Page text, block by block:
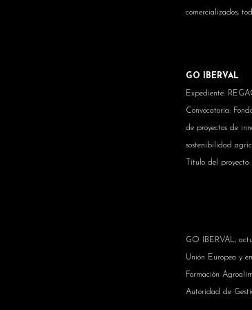
comercializados,
GO IBERVAL
Expediente:
Convocatoria:
de proyectos de
sostenibilidad
Título del
GO IBERVAL,
Unión Europea y
Formación
Autoridad de